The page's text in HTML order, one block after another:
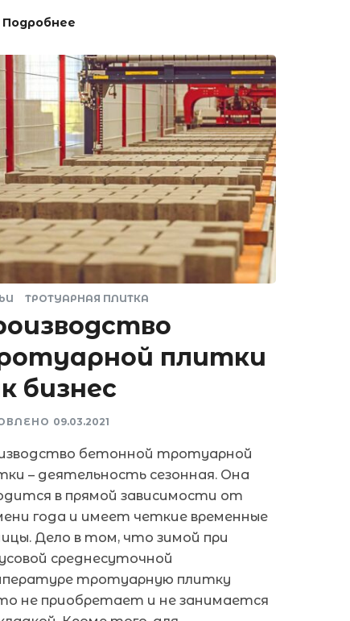
Подробнее
ТРОТУАРНАЯ ПЛИТКА
плитки
бизнес
09.03.2021
бетонной тротуарной
– деятельность сезонная. Она
в прямой зависимости от
года и имеет четкие временные
Дело в том, что зимой при
среднесуточной
тротуарную плитку
не приобретает и не занимается